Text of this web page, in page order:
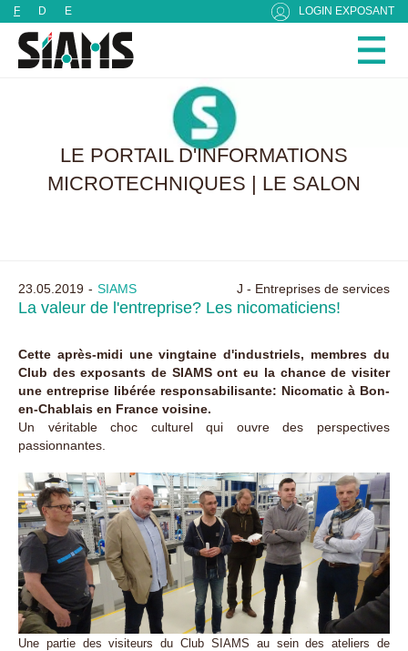
F D E LOGIN EXPOSANT
LE PORTAIL D'INFORMATIONS
MICROTECHNIQUES | LE SALON
23.05.2019 SIAMS J - Entreprises de services
La valeur de l'entreprise? Les nicomaticiens!
Cette après-midi une vingtaine d'industriels, membres du
Club des exposants de SIAMS ont eu la chance de visiter
une entreprise libérée responsabilisante: Nicomatic à Bon-
en-Chablais en France voisine.
Un véritable choc culturel qui ouvre des perspectives
passionnantes.
Une partie des visiteurs du Club SIAMS au sein des ateliers de
Panneau de gestion des cookies